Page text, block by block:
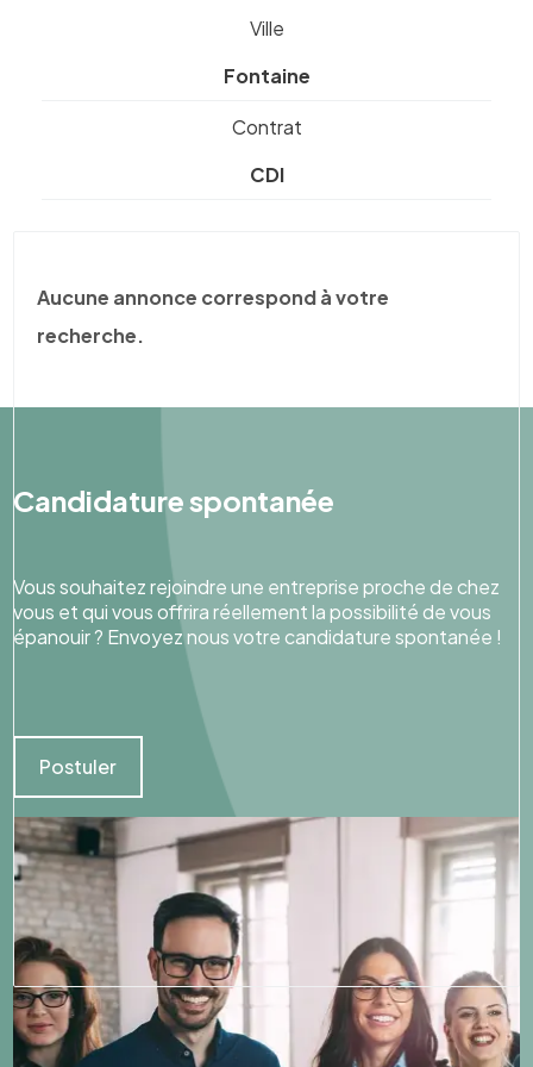
Ville
Fontaine
Contrat
CDI
Aucune annonce correspond à votre
recherche.
Candidature spontanée
Vous souhaitez rejoindre une entreprise proche de chez
vous et qui vous offrira réellement la possibilité de vous
épanouir ? Envoyez nous votre candidature spontanée !
Postuler